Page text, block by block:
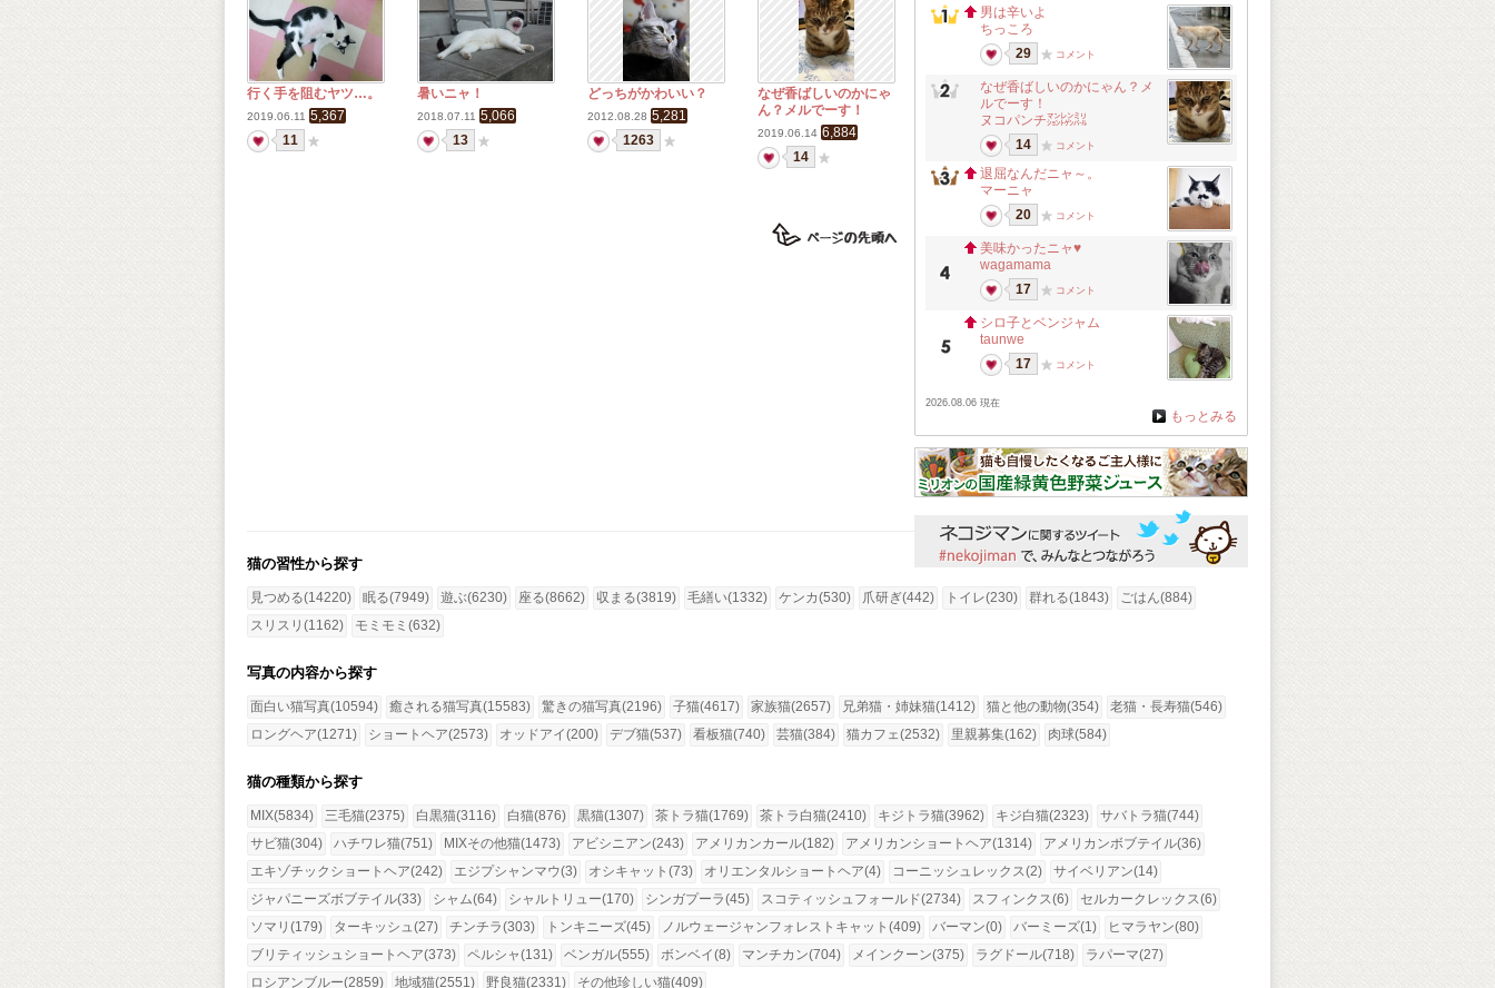
行く手を阻むヤツ…。
2019.06.11 5,367
11
暑いニャ！
2018.07.11 5,066
13
どっちがかわいい？
2012.08.28 5,281
1263
なぜ香ばしいのかにゃ
ん？メルでーす！
2019.06.14 6,884
14
男は辛いよ
ちっころ
29
コメント
なぜ香ばしいのかにゃん？メ
ルでーす！
ヌコパンチ㍇㍖㍊
14
コメント
退屈なんだニャ～。
マーニャ
20
コメント
美味かったニャ♥
wagamama
17
コメント
シロ子とベンジャム
taunwe
17
コメント
2026.08.06 現在
もっとみる
猫の習性から探す
見つめる(14220) 眠る(7949) 遊ぶ(6230) 座る(8662) 収まる(3819) 毛繕い(1332) ケンカ(530) 爪研ぎ(442) トイレ(230) 群れる(1843)
ごはん(884)
スリスリ(1162)
モミモミ(632)
写真の内容から探す
面白い猫写真(10594) 癒される猫写真(15583) 驚きの猫写真(2196) 子猫(4617) 家族猫(2657) 兄弟猫・姉妹猫(1412) 猫と他の動物(354)
老猫・長寿猫(546)
ロングヘア(1271)
ショートヘア(2573) オッドアイ(200) デブ猫(537) 看板猫(740) 芸猫(384) 猫カフェ(2532) 里親募集(162) 肉球(584)
猫の種類から探す
MIX(5834) 三毛猫(2375) 白黒猫(3116) 白猫(876) 黒猫(1307) 茶トラ猫(1769) 茶トラ白猫(2410) キジトラ猫(3962) キジ白猫(2323)
サバトラ猫(744)
サビ猫(304)
ハチワレ猫(751) MIXその他猫(1473) アビシニアン(243) アメリカンカール(182) アメリカンショートヘア(1314)
アメリカンボブテイル(36)
エキゾチックショートヘア(242)
エジプシャンマウ(3) オシキャット(73) オリエンタルショートヘア(4) コーニッシュレックス(2)
サイベリアン(14)
ジャパニーズボブテイル(33)
シャム(64) シャルトリュー(170) シンガプーラ(45) スコティッシュフォールド(2734) スフィンクス(6)
セルカークレックス(6)
ソマリ(179)
ターキッシュ(27) チンチラ(303) トンキニーズ(45) ノルウェージャンフォレストキャット(409) バーマン(0) バーミーズ(1)
ヒマラヤン(80)
ブリティッシュショートヘア(373)
ペルシャ(131) ベンガル(555) ボンベイ(8) マンチカン(704) メインクーン(375) ラグドール(718)
ラパーマ(27)
ロシアンブルー(2859)
地域猫(2551) 野良猫(2331) その他珍しい猫(409)